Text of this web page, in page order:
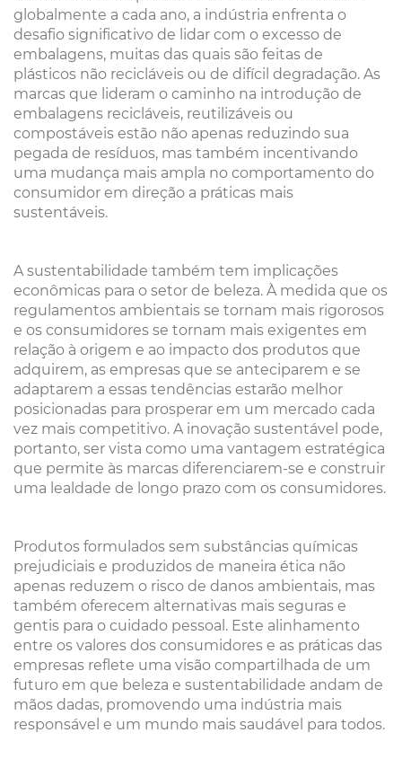
globalmente a cada ano, a indústria enfrenta o
desafio significativo de lidar com o excesso de
embalagens, muitas das quais são feitas de
plásticos não recicláveis ou de difícil degradação. As
marcas que lideram o caminho na introdução de
embalagens recicláveis, reutilizáveis ou
compostáveis estão não apenas reduzindo sua
pegada de resíduos, mas também incentivando
uma mudança mais ampla no comportamento do
consumidor em direção a práticas mais
sustentáveis.
A sustentabilidade também tem implicações
econômicas para o setor de beleza. À medida que os
regulamentos ambientais se tornam mais rigorosos
e os consumidores se tornam mais exigentes em
relação à origem e ao impacto dos produtos que
adquirem, as empresas que se anteciparem e se
adaptarem a essas tendências estarão melhor
posicionadas para prosperar em um mercado cada
vez mais competitivo. A inovação sustentável pode,
portanto, ser vista como uma vantagem estratégica
que permite às marcas diferenciarem-se e construir
uma lealdade de longo prazo com os consumidores.
Produtos formulados sem substâncias químicas
prejudiciais e produzidos de maneira ética não
apenas reduzem o risco de danos ambientais, mas
também oferecem alternativas mais seguras e
gentis para o cuidado pessoal. Este alinhamento
entre os valores dos consumidores e as práticas das
empresas reflete uma visão compartilhada de um
futuro em que beleza e sustentabilidade andam de
mãos dadas, promovendo uma indústria mais
responsável e um mundo mais saudável para todos.